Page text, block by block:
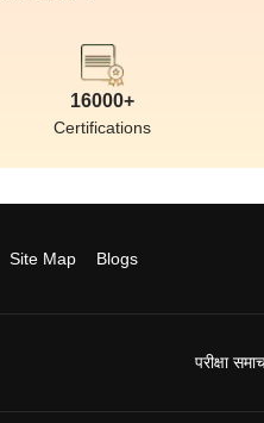
16000+
Certifications
Site Map Blogs
परीक्षा